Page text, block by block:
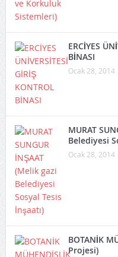
ERCİYES
BİNASI
Ocak 28, 2014
MURAT
Belediyesi
Ocak 28, 2014
BOTANİK
Projesi)